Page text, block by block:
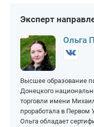
Самая выгодная
Т-Банк (Тинькофф)
Газпромбанк
Эксперт
Ольга
Высшее образование
Донецкого
торговли имени
проработала в
Ольга обладает